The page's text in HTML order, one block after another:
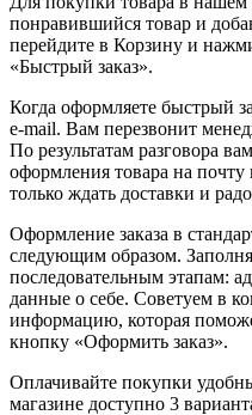
понравившийся товар и
перейдите в Корзину и
«Быстрый заказ».
Когда оформляете быстрый
e-mail. Вам перезвонит
По результатам разговора
оформления товара на
только ждать доставки и
Оформление заказа в
следующим образом.
последовательным этапам:
данные о себе. Советуем в
информацию, которая
кнопку «Оформить заказ».
Оплачивайте покупки
магазине доступно 3